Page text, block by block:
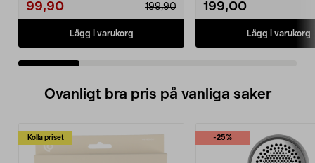
99,90 199,90
Lägg i varukorg
199,00
Lägg i varukorg
Ovanligt bra pris på vanliga saker
Kolla priset -25%